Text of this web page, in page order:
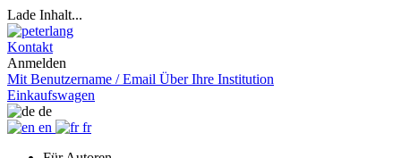
Lade Inhalt...
Kontakt
Anmelden
Mit Benutzername / Email Über Ihre Institution
Einkaufswagen
de
en
fr